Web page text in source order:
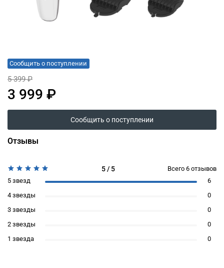
Сообщить о поступлении
5 399 ₽
3 999 ₽
Сообщить о поступлении
Отзывы
5 / 5 Всего 6 отзывов
5 звезд
6
4 звезды
0
3 звезды
0
2 звезды
0
1 звезда
0